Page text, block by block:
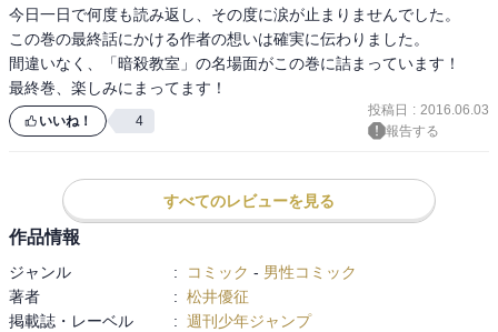
今日一日で何度も読み返し、その度に涙が止まりませんでした。
この巻の最終話にかける作者の想いは確実に伝わりました。
間違いなく、「暗殺教室」の名場面がこの巻に詰まっています！
最終巻、楽しみにまってます！
いいね！ 4
投稿日 : 2016.06.03
報告する
すべてのレビューを見る
作品情報
ジャンル : コミック - 男性コミック
著者
: 松井優征
掲載誌・レーベル
: 週刊少年ジャンプ